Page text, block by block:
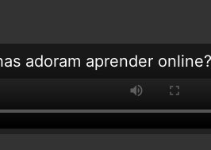
adoram aprender